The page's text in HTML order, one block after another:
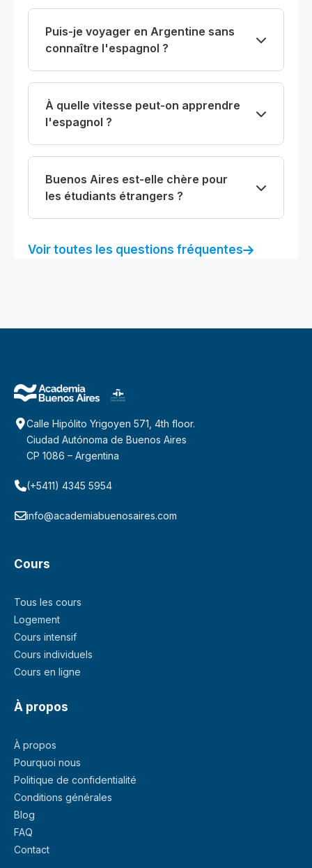
Puis-je voyager en Argentine sans
connaître l'espagnol ?
À quelle vitesse peut-on apprendre
l'espagnol ?
Buenos Aires est-elle chère pour
les étudiants étrangers ?
Voir toutes les questions fréquentes
Calle Hipólito Yrigoyen 571, 4th floor.
Ciudad Autónoma de Buenos Aires
CP 1086 – Argentina
(+5411) 4345 5954
info@academiabuenosaires.com
Cours
Tous les cours
Logement
Cours intensif
Cours individuels
Cours en ligne
À propos
À propos
Pourquoi nous
Politique de confidentialité
Conditions générales
Blog
FAQ
Contact